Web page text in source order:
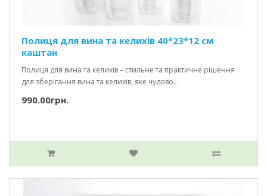
Полиця для вина та келихів 40*23*12 см
каштан
Полиця для вина та келихів – стильне та практичне рішення
для зберігання вина та келихів, яке чудово..
990.00грн.